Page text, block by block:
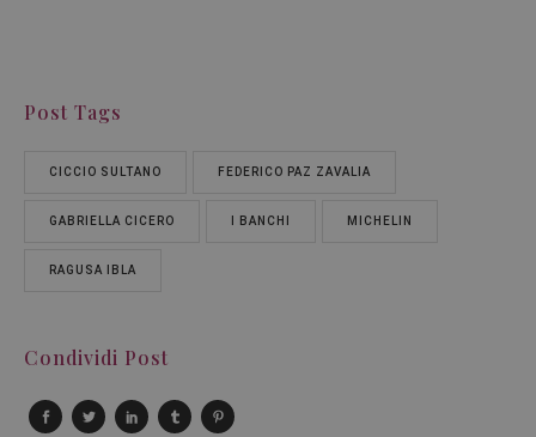
Post Tags
CICCIO SULTANO FEDERICO PAZ ZAVALIA
GABRIELLA CICERO I BANCHI MICHELIN
RAGUSA IBLA
Condividi Post